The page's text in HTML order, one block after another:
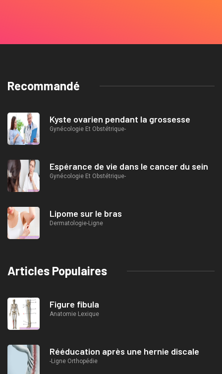
Recommandé
Kyste ovarien pendant la grossesse
Gynécologie Et Obstétrique-
Espérance de vie dans le cancer du sein
Gynécologie Et Obstétrique-
Lipome sur le bras
Dermatologie-Ligne
Articles Populaires
Figure fibula
Anatomie Lexique
Rééducation après une hernie discale
-Ligne Orthopédie